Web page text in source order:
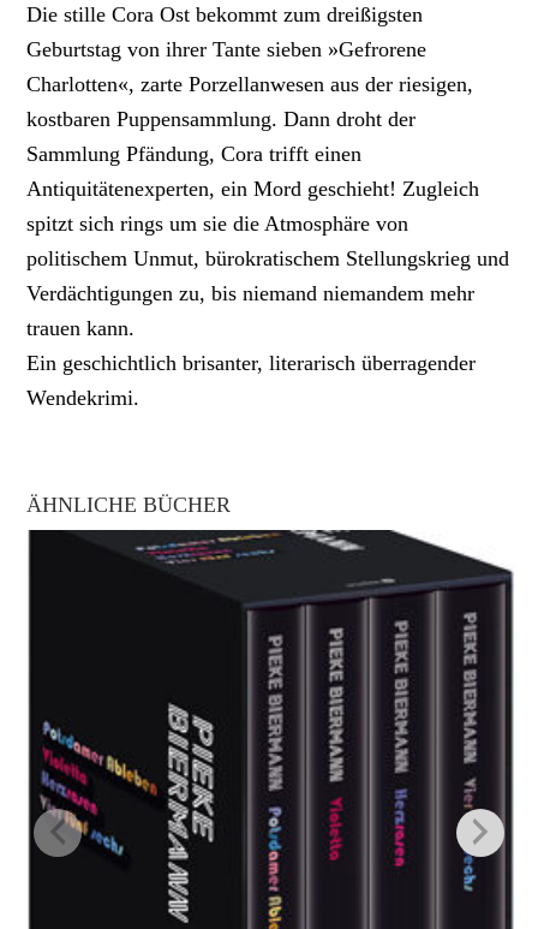
Die stille Cora Ost bekommt zum dreißigsten
Geburtstag von ihrer Tante sieben »Gefrorene
Charlotten«, zarte Porzellanwesen aus der riesigen,
kostbaren Puppensammlung. Dann droht der
Sammlung Pfändung, Cora trifft einen
Antiquitätenexperten, ein Mord geschieht! Zugleich
spitzt sich rings um sie die Atmosphäre von
politischem Unmut, bürokratischem Stellungskrieg und
Verdächtigungen zu, bis niemand niemandem mehr
trauen kann.
Ein geschichtlich brisanter, literarisch überragender
Wendekrimi.
ÄHNLICHE BÜCHER